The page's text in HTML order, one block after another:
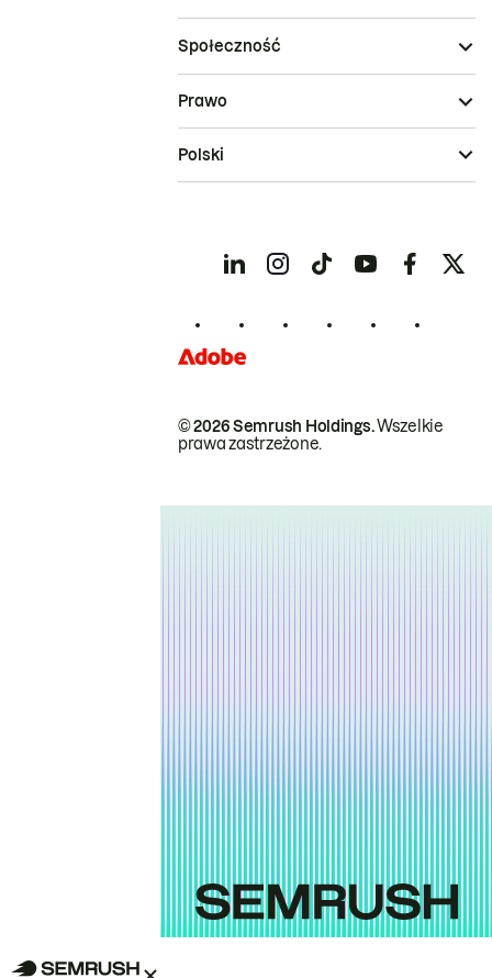
Społeczność
© 2026 Semrush Holdings.Wszelkie
prawa zastrzeżone.
Prawo
Polski